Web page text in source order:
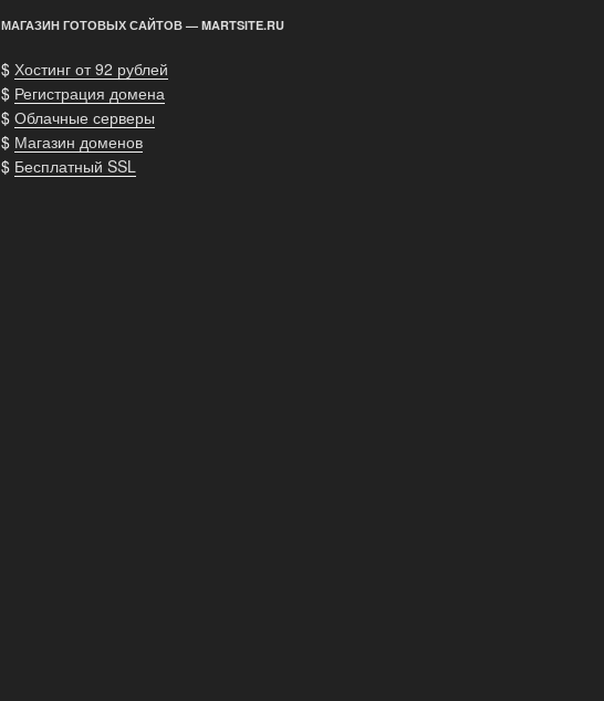
МАГАЗИН ГОТОВЫХ САЙТОВ — MARTSITE.RU
$ Хостинг от 92 рублей
$ Регистрация домена
$ Облачные серверы
$ Магазин доменов
$ Бесплатный SSL